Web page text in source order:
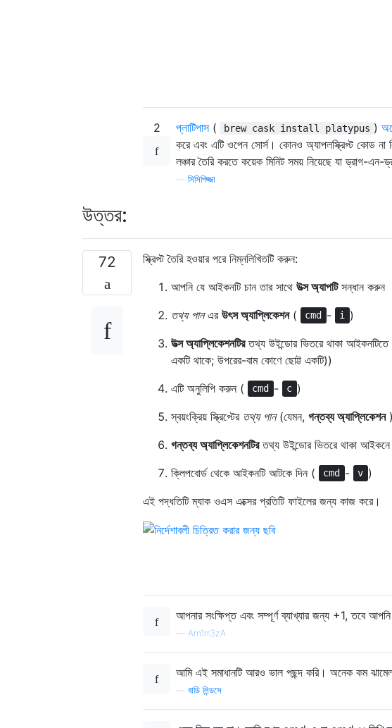
2 প্লাটিপাস( brew cask install platypus )
করে এবং এটি ওপেন সোর্স। কোনও অ্যাপলস্ক্রিপ্ট কোড না
লঞ্চার তৈরি করতে কয়েক মিনিট সময় নিয়েছে যা ড্রাগ-এন-
সিসিপিজ্জা
উত্তর:
72
স্ক্রিপ্ট তৈরি হওয়ার পরে নিম্নলিখিতটি করুন:
আপনি যে আইকনটি চান তার সাথে উত্স অ্যাপটিসন্ধান করুন
তথ্য পানএর উৎস অ্যাপ্লিকেশন( cmd - i )
উত্স অ্যাপ্লিকেশনটিরতথ্য উইন্ডোর ভিতরে থাকা
একটি থাকে; উপরের-বাম কোণে ছোট্ট একটি))
এটি অনুলিপি করুন (
cmd - c )
স্বয়ংক্রিয় স্ক্রিপ্টের তথ্য পান(যেমন, গন্তব্য অ্যাপ্লিকেশন
গন্তব্য অ্যাপ্লিকেশনটিরতথ্য উইন্ডোর ভিতরে থাকা
ক্লিপবোর্ড থেকে আইকনটি আটকে দিন (
cmd - v )
এই পদ্ধতিটি ম্যাক ওএস এক্সের প্রতিটি ফাইলের জন্য কাজ করে।
আপনার সংক্ষিপ্ত এবং সম্পূর্ণ ব্যাখ্যার জন্য +1, তবে
— Am1rr3zA
আমি এই সমাধানটি আরও ভাল পছন্দ করি। অনেক কম
বাডি লিন্ডসে